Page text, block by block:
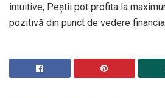
intuitive, Peștii pot profita la
pozitivă din punct de vedere